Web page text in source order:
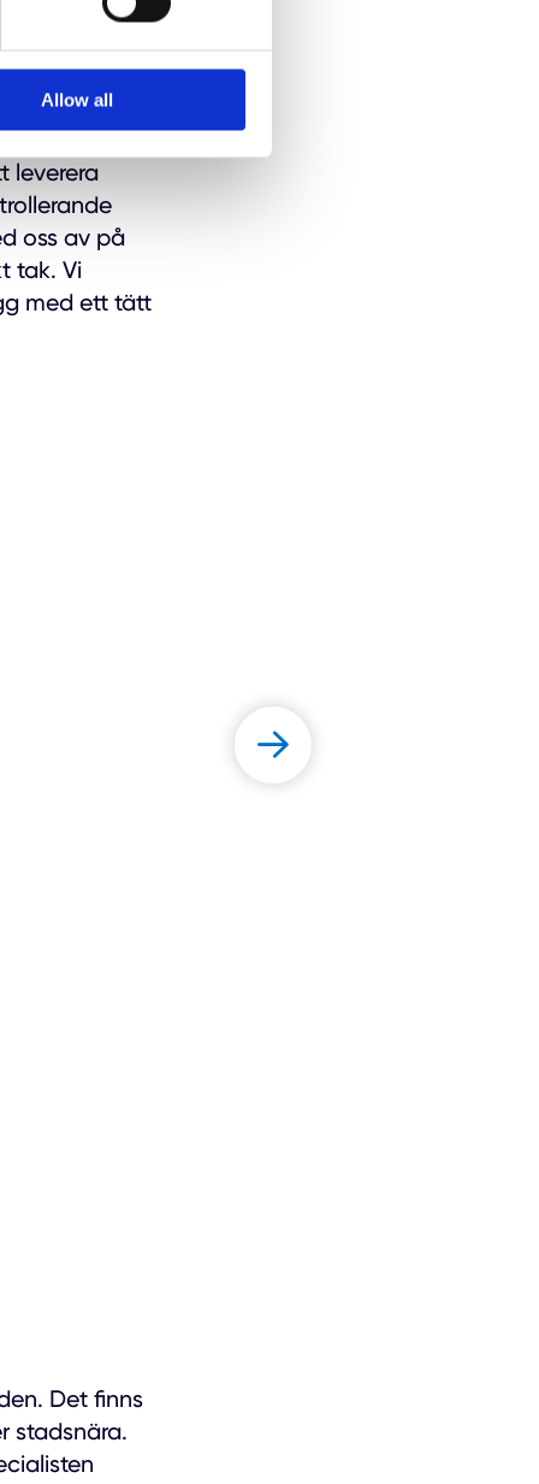
Allow all
sedan
intresse
leverera
oss av på
tak. Vi
med ett tätt
Det finns
stadsnära.